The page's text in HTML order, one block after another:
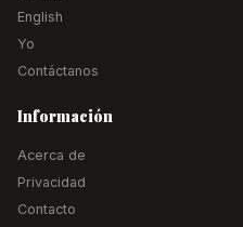
English
Yo
Contáctanos
Información
Acerca de
Privacidad
Contacto